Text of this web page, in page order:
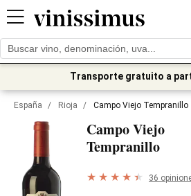
Transporte gratuito a
España / Rioja / Campo Viejo Tempranillo
Campo Viejo
Tempranillo
36